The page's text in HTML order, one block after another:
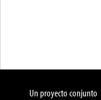
Un proyecto conjunto